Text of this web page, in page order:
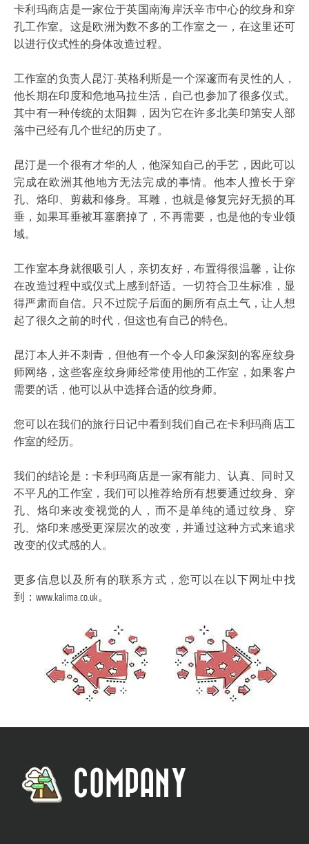
卡利玛商店是一家位于英国南海岸沃辛市中心的纹身和穿
孔工作室。这是欧洲为数不多的工作室之一，在这里还可
以进行仪式性的身体改造过程。
工作室的负责人昆汀-英格利斯是一个深邃而有灵性的人，
他长期在印度和危地马拉生活，自己也参加了很多仪式。
其中有一种传统的太阳舞，因为它在许多北美印第安人部
落中已经有几个世纪的历史了。
昆汀是一个很有才华的人，他深知自己的手艺，因此可以
完成在欧洲其他地方无法完成的事情。他本人擅长于穿
孔、烙印、剪裁和修身。耳雕，也就是修复完好无损的耳
垂，如果耳垂被耳塞磨掉了，不再需要，也是他的专业领
域。
工作室本身就很吸引人，亲切友好，布置得很温馨，让你
在改造过程中或仪式上感到舒适。一切符合卫生标准，显
得严肃而自信。只不过院子后面的厕所有点土气，让人想
起了很久之前的时代，但这也有自己的特色。
昆汀本人并不刺青，但他有一个令人印象深刻的客座纹身
师网络，这些客座纹身师经常使用他的工作室，如果客户
需要的话，他可以从中选择合适的纹身师。
您可以在我们的旅行日记中看到我们自己在卡利玛商店工
作室的经历。
我们的结论是：卡利玛商店是一家有能力、认真、同时又
不平凡的工作室，我们可以推荐给所有想要通过纹身、穿
孔、烙印来改变视觉的人，而不是单纯的通过纹身、穿
孔、烙印来感受更深层次的改变，并通过这种方式来追求
改变的仪式感的人。
更多信息以及所有的联系方式，您可以在以下网址中找
到：www.kalima.co.uk。
COMPANY